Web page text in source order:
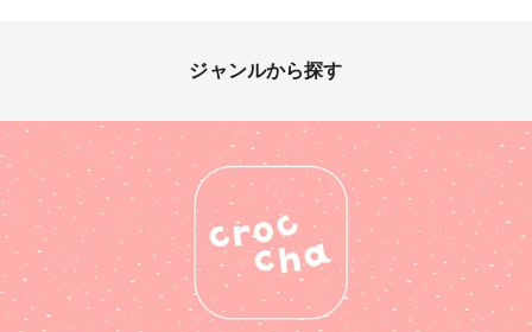
ジャンルから探す